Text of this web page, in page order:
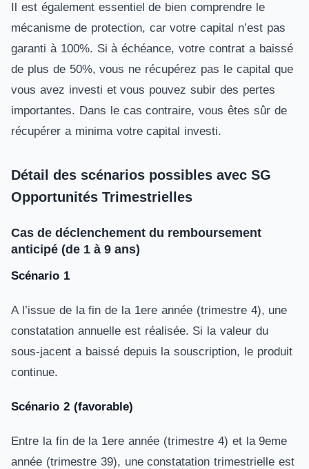
Il est également essentiel de bien comprendre le
mécanisme de protection, car votre capital n’est pas
garanti à 100%. Si à échéance, votre contrat a baissé
de plus de 50%, vous ne récupérez pas le capital que
vous avez investi et vous pouvez subir des pertes
importantes. Dans le cas contraire, vous êtes sûr de
récupérer a minima votre capital investi.
Détail des scénarios possibles avec SG
Opportunités Trimestrielles
Cas de déclenchement du remboursement
anticipé (de 1 à 9 ans)
Scénario 1
A l’issue de la fin de la 1ere année (trimestre 4), une
constatation annuelle est réalisée. Si la valeur du
sous-jacent a baissé depuis la souscription, le produit
continue.
Scénario 2 (favorable)
Entre la fin de la 1ere année (trimestre 4) et la 9eme
année (trimestre 39), une constatation trimestrielle est